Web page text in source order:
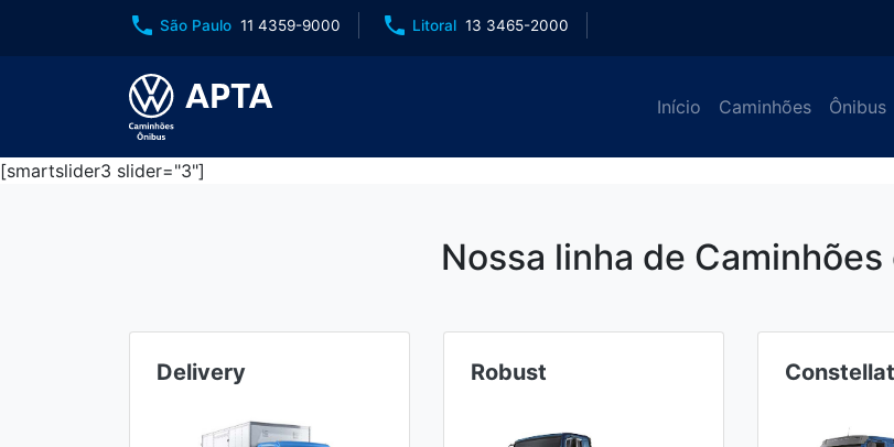
phone São Paulo 11 4359-9000 phone Litoral 13 3465-2000
Início Caminhões Ônibus
[smartslider3 slider="3"]
Nossa linha de Caminhões
Delivery Robust